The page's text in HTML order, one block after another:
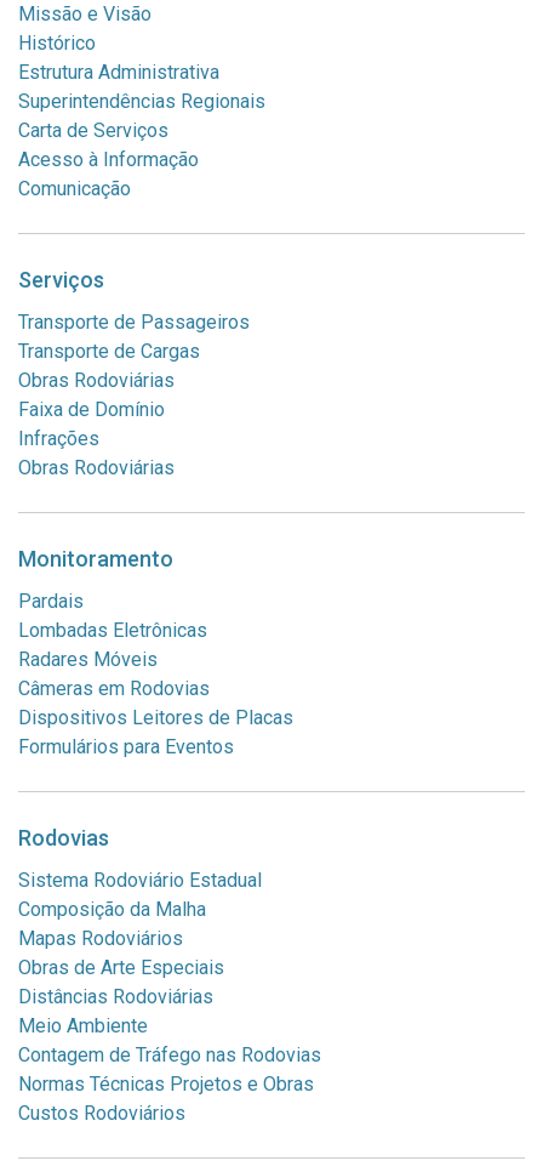
Missão e Visão
Histórico
Estrutura Administrativa
Superintendências Regionais
Carta de Serviços
Acesso à Informação
Comunicação
Serviços
Transporte de Passageiros
Transporte de Cargas
Obras Rodoviárias
Faixa de Domínio
Infrações
Obras Rodoviárias
Monitoramento
Pardais
Lombadas Eletrônicas
Radares Móveis
Câmeras em Rodovias
Dispositivos Leitores de Placas
Formulários para Eventos
Rodovias
Sistema Rodoviário Estadual
Composição da Malha
Mapas Rodoviários
Obras de Arte Especiais
Distâncias Rodoviárias
Meio Ambiente
Contagem de Tráfego nas Rodovias
Normas Técnicas Projetos e Obras
Custos Rodoviários